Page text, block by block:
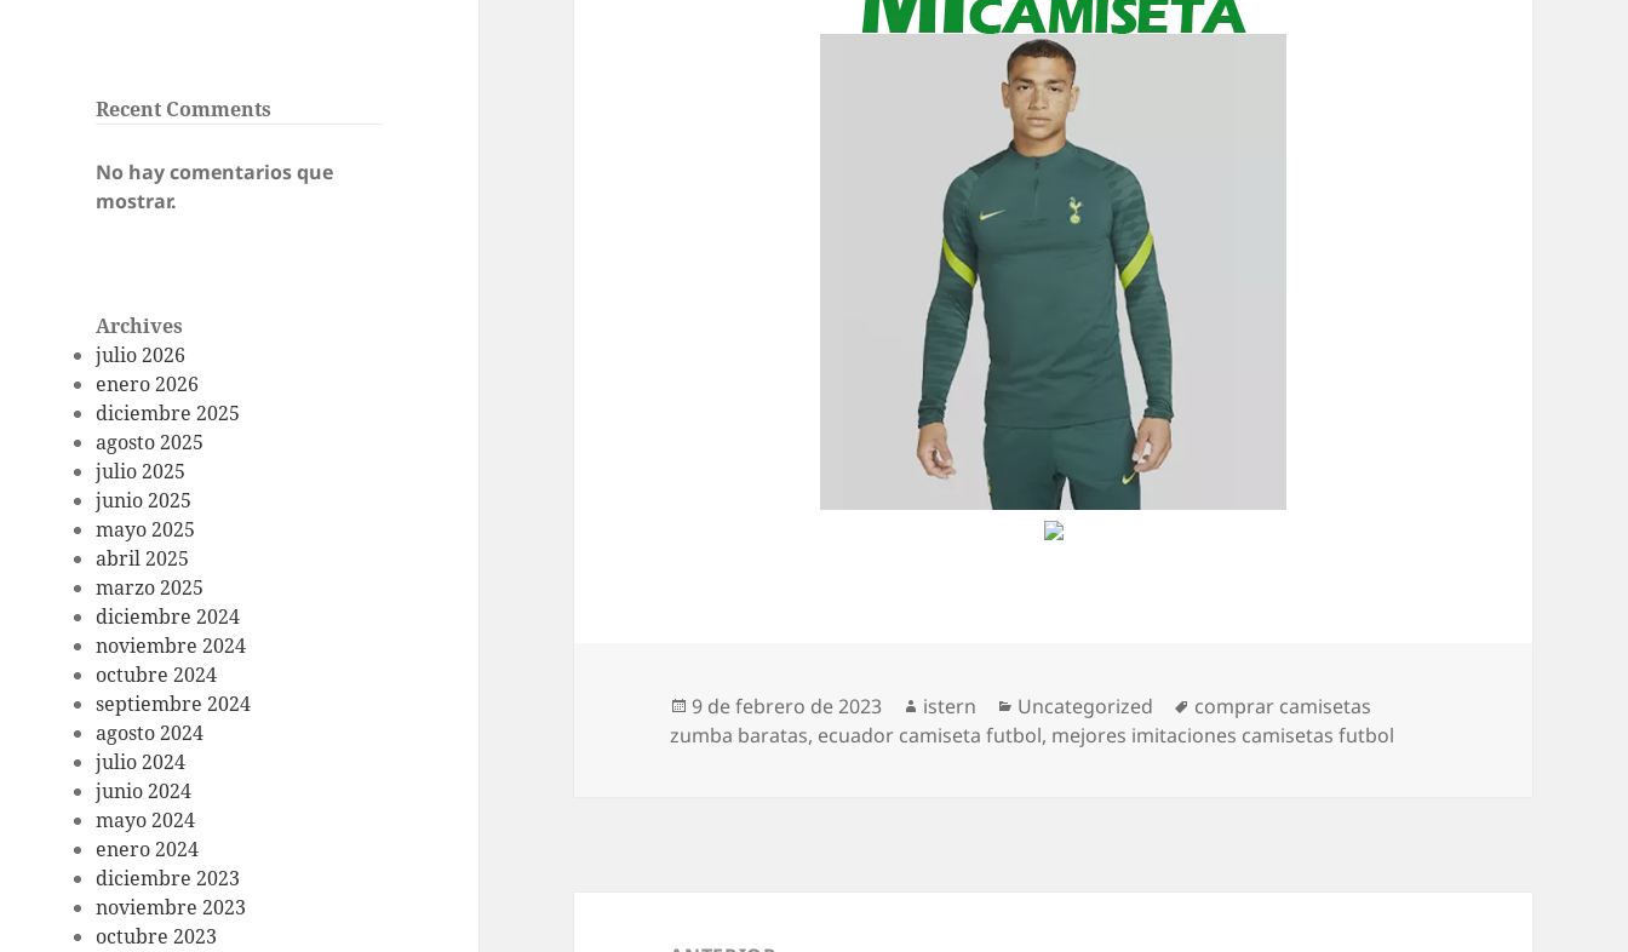
Recent Comments
No hay comentarios que
mostrar.
Archives
julio 2026
enero 2026
diciembre 2025
agosto 2025
julio 2025
junio 2025
mayo 2025
abril 2025
marzo 2025
diciembre 2024
noviembre 2024
octubre 2024
septiembre 2024
agosto 2024
julio 2024
junio 2024
mayo 2024
enero 2024
diciembre 2023
noviembre 2023
octubre 2023
Publicado
el
9 de febrero de 2023 Autor
istern Categorías
Uncategorized Etiquetas
comprar camisetas
zumba baratas, ecuador camiseta futbol, mejores imitaciones camisetas futbol